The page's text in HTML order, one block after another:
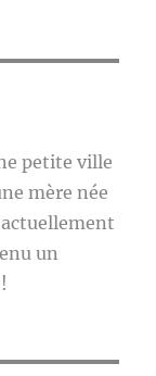
petite ville
mère née
un